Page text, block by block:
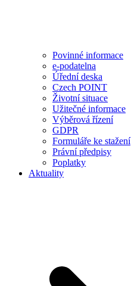
Povinné informace
e-podatelna
Úřední deska
Czech POINT
Životní situace
Užitečné informace
Výběrová řízení
GDPR
Formuláře ke stažení
Právní předpisy
Poplatky
Aktuality